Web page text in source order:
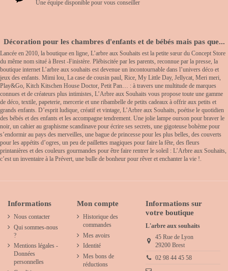
Une équipe disponible pour vous conseiller
Décoration pour les chambres d'enfants et de bébés mais pas que...
Lancée en 2010, la boutique en ligne, L’arbre aux Souhaits est la petite sœur du Concept Store
du même nom situé à Brest -Finistère. Plébiscitée par les parents, reconnue par la presse, la
boutique internet L’arbre aux souhaits est devenue un incontournable dans l’univers déco et
jeux des enfants. Mimi lou, La case de cousin paul, Rice, My Little Day, Jellycat, Meri meri,
Play&Go, Kitch Kitschen House Doctor, Petit Pan… : à travers une multitude de marques
connues et de créateurs plus intimistes, L’Arbre aux Souhaits vous propose toute une gamme
de déco, textile, papeterie, mercerie et une ribambelle de petits cadeaux à offrir aux petits et
grands enfants. D’esprit ludique, créatif et vintage, L’Arbre aux Souhaits, poétise le quotidien
des bébés et des enfants et les accompagne tendrement. Une jolie lampe ourson pour braver le
noir, un cahier au graphisme scandinave pour écrire ses secrets, une gigoteuse bohème pour
s’endormir au pays des merveilles, une bague de princesse pour les plus belles, des couverts
pour les appétits d’ogres, un peu de paillettes magiques pour faire la fête, des fleurs
printanières et des couleurs gourmandes pour être faire rentrer le soleil : L’Arbre aux Souhaits,
c’est un inventaire à la Prévert, une bulle de bonheur pour rêver et enchanter la vie !.
Informations
Nous contacter
Qui sommes-nous
?
Mentions légales -
Données
personnelles
Mon compte
Historique des
commandes
Mes avoirs
Identité
Mes bons de
réductions
Informations sur
votre boutique
L'arbre aux souhaits
45 Rue de Lyon
29200 Brest
02 98 44 45 58